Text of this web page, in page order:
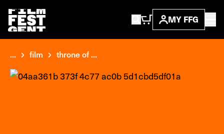
MY FFG
... film throne of ...